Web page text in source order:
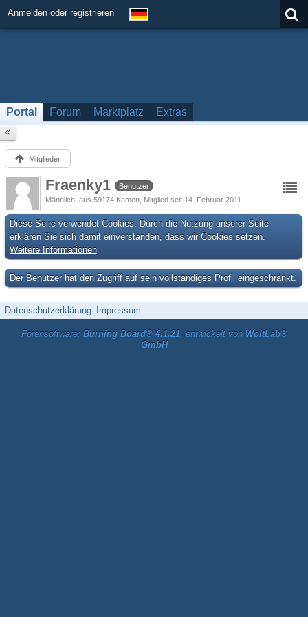
Anmelden oder registrieren
Portal Forum Marktplatz Extras
Mitglieder
Fraenky1
Benutzer
Männlich aus 59174 Kamen Mitglied seit 14. Februar 2011
Diese Seite verwendet Cookies. Durch die Nutzung unserer Seite
erklären Sie sich damit einverstanden, dass wir Cookies setzen.
Weitere Informationen
Der Benutzer hat den Zugriff auf sein vollständiges Profil eingeschränkt.
Datenschutzerklärung Impressum
Forensoftware: Burning Board® 4.1.21, entwickelt von WoltLab®
GmbH